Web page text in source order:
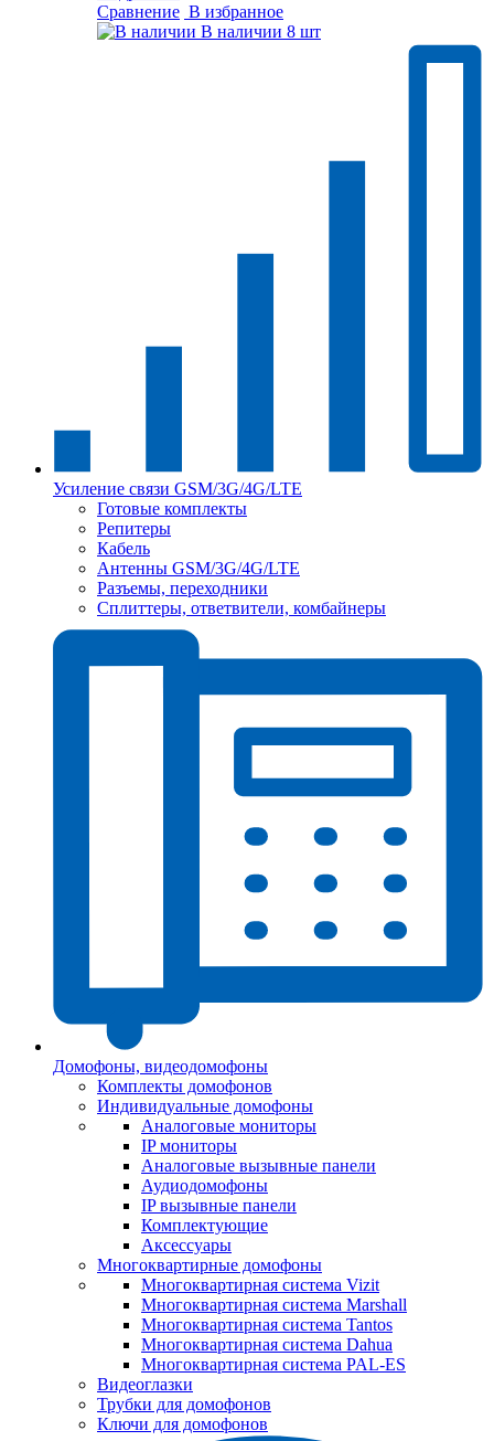
Сравнение В избранное
В наличии 8 шт
Усиление связи GSM/3G/4G/LTE
Готовые комплекты
Репитеры
Кабель
Антенны GSM/3G/4G/LTE
Разъемы, переходники
Сплиттеры, ответвители, комбайнеры
Домофоны, видеодомофоны
Комплекты домофонов
Индивидуальные домофоны
Аналоговые мониторы
IP мониторы
Аналоговые вызывные панели
Аудиодомофоны
IP вызывные панели
Комплектующие
Аксессуары
Многоквартирные домофоны
Многоквартирная система Vizit
Многоквартирная система Marshall
Многоквартирная система Tantos
Многоквартирная система Dahua
Многоквартирная система PAL-ES
Видеоглазки
Трубки для домофонов
Ключи для домофонов